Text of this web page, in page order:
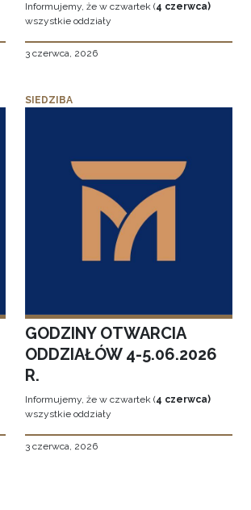
Informujemy, że w czwartek (4 czerwca)
wszystkie oddziały
3 czerwca, 2026
SIEDZIBA
GODZINY OTWARCIA
ODDZIAŁÓW 4-5.06.2026
R.
Informujemy, że w czwartek (4 czerwca)
wszystkie oddziały
3 czerwca, 2026